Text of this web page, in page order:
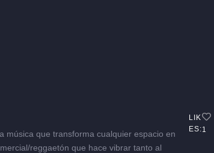
música que transforma cualquier espacio en
reggaetón que hace vibrar tanto al
LIK
ES:1